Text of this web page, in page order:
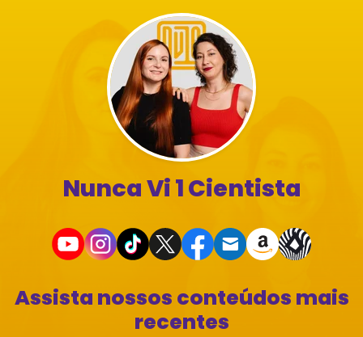
Nunca Vi 1 Cientista
Assista nossos conteúdos mais
recentes